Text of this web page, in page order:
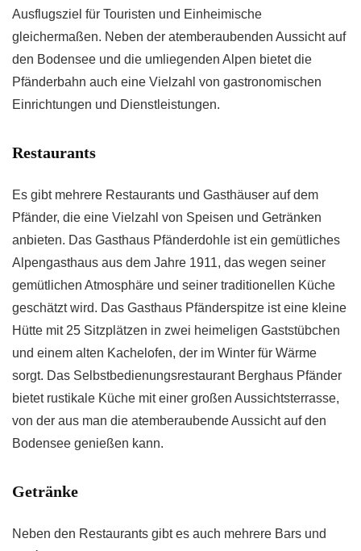
Ausflugsziel für Touristen und Einheimische
gleichermaßen. Neben der atemberaubenden Aussicht auf
den Bodensee und die umliegenden Alpen bietet die
Pfänderbahn auch eine Vielzahl von gastronomischen
Einrichtungen und Dienstleistungen.
Restaurants
Es gibt mehrere Restaurants und Gasthäuser auf dem
Pfänder, die eine Vielzahl von Speisen und Getränken
anbieten. Das Gasthaus Pfänderdohle ist ein gemütliches
Alpengasthaus aus dem Jahre 1911, das wegen seiner
gemütlichen Atmosphäre und seiner traditionellen Küche
geschätzt wird. Das Gasthaus Pfänderspitze ist eine kleine
Hütte mit 25 Sitzplätzen in zwei heimeligen Gaststübchen
und einem alten Kachelofen, der im Winter für Wärme
sorgt. Das Selbstbedienungsrestaurant Berghaus Pfänder
bietet rustikale Küche mit einer großen Aussichtsterrasse,
von der aus man die atemberaubende Aussicht auf den
Bodensee genießen kann.
Getränke
Neben den Restaurants gibt es auch mehrere Bars und